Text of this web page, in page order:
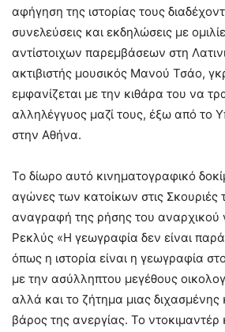
αφήγηση της ιστορίας τους
συνελεύσεις και εκδηλώσεις με
αντίστοιχων παρεμβάσεων στη
ακτιβιστής μουσικός Μανού Τσάο,
εμφανίζεται με την κιθάρα του να
αλληλέγγυος μαζί τους, έξω από το
στην Αθήνα.
Το δίωρο αυτό κινηματογραφικό
αγώνες των κατοίκων στις Σκουριές
αναγραφή της ρήσης του αναρχικού
Ρεκλύς «Η γεωγραφία δεν είναι
όπως η ιστορία είναι η γεωγραφία
με την ασύλληπτου μεγέθους
αλλά και το ζήτημα μιας διχασμένης
βάρος της ανεργίας. Το ντοκιμαντέρ